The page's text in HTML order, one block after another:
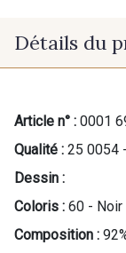
Détails du
Article n° : 0001
Qualité : 25 0054
Dessin :
Coloris : 60 - Noir
Composition :